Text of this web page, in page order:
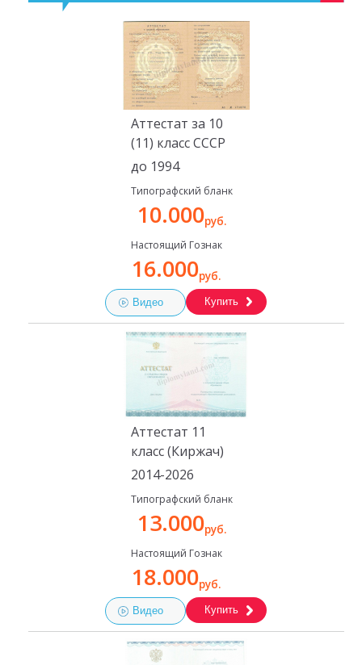
Аттестат за 10
(11) класс СССР
до 1994
Типографский бланк
10.000руб.
Настоящий Гознак
16.000руб.
Видео Купить
Аттестат 11
класс (Киржач)
2014-2026
Типографский бланк
13.000руб.
Настоящий Гознак
18.000руб.
Видео Купить